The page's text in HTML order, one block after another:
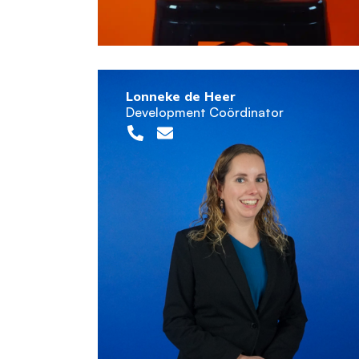
Lonneke de Heer
Development Coördinator